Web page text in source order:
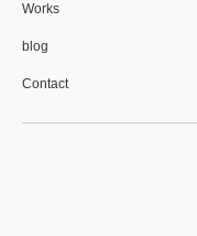
Works
blog
Contact